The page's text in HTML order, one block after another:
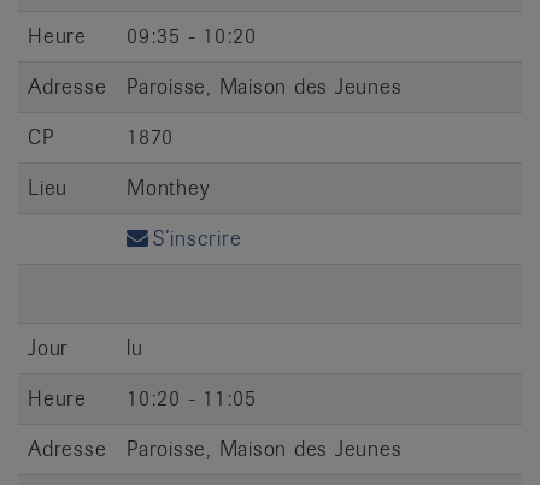
Heure
09:35 - 10:20
Adresse
Paroisse, Maison des Jeunes
CP
1870
Lieu
Monthey
S’inscrire
Jour
lu
Heure
10:20 - 11:05
Adresse
Paroisse, Maison des Jeunes